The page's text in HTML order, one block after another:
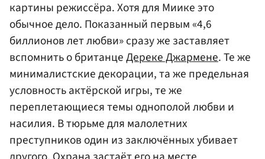
картины режиссёра. Хотя для Миике это
обычное дело. Показанный первым «4,6
биллионов лет любви» сразу же заставляет
вспомнить о британцеДереке Джармене. Те же
минималистские декорации, та же предельная
условность актёрской игры, те же
переплетающиеся темы однополой любви и
насилия. В тюрьме для малолетних
преступников один из заключённых убивает